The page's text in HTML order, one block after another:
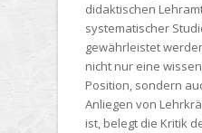
didaktischen
systematischer
gewährleistet
nicht nur eine
Position, sondern
Anliegen von
ist, belegt die Kritik